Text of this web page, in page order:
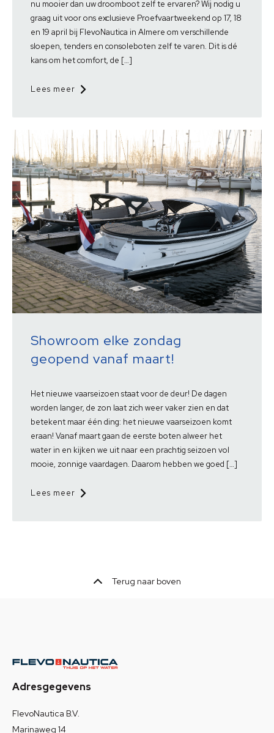
nu mooier dan uw droomboot zelf te ervaren? Wij nodig u
graag uit voor ons exclusieve Proefvaartweekend op 17, 18
en 19 april bij FlevoNautica in Almere om verschillende
sloepen, tenders en consoleboten zelf te varen. Dit is dé
kans om het comfort, de […]
Lees meer
Showroom elke zondag
geopend vanaf maart!
Het nieuwe vaarseizoen staat voor de deur! De dagen
worden langer, de zon laat zich weer vaker zien en dat
betekent maar één ding: het nieuwe vaarseizoen komt
eraan! Vanaf maart gaan de eerste boten alweer het
water in en kijken we uit naar een prachtig seizoen vol
mooie, zonnige vaardagen. Daarom hebben we goed […]
Lees meer
Terug naar boven
Adresgegevens
FlevoNautica B.V.
Marinaweg 14